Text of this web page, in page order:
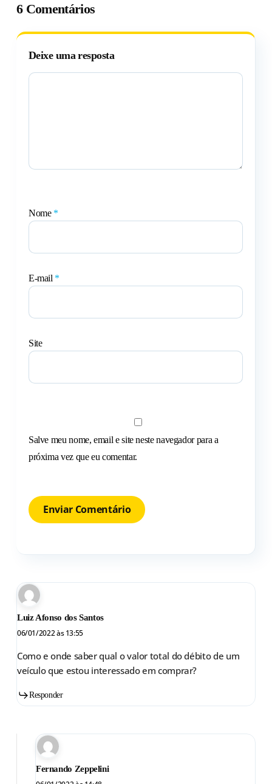
6 Comentários
Luiz Afonso dos Santos
06/01/2022 às 13:55
Como e onde saber qual o valor total do débito de um
veículo que estou interessado em comprar?
Responder
Fernando Zeppelini
Deixe uma resposta
Nome *
E-mail *
Site
Salve meu nome, email e site neste navegador para a
próxima vez que eu comentar.